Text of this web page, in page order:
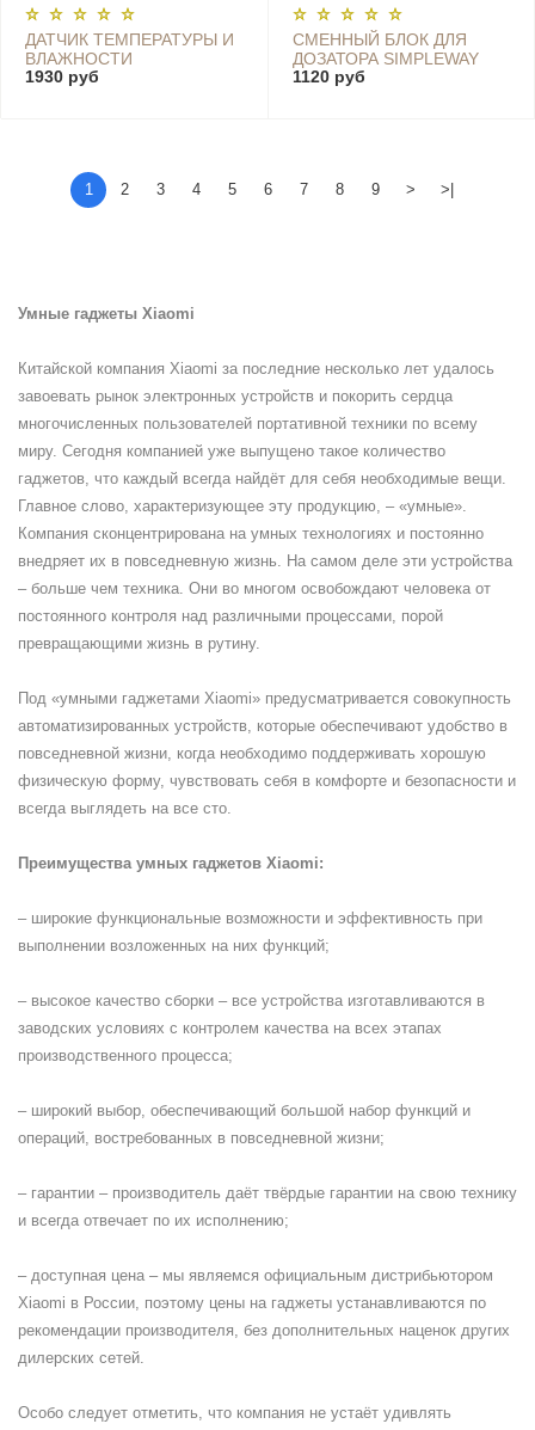
ДАТЧИК ТЕМПЕРАТУРЫ И
ВЛАЖНОСТИ
TEMPERATURE AND
1930 руб
СМЕННЫЙ БЛОК ДЛЯ
ДОЗАТОРА SIMPLEWAY
AUTOMATIC FOAM SOAP,
1120 руб
1 2 3 4 5 6 7 8 9 > >|
Умные гаджеты Xiaomi
Китайской компания Xiaomi за последние несколько лет удалось
завоевать рынок электронных устройств и покорить сердца
многочисленных пользователей портативной техники по всему
миру. Сегодня компанией уже выпущено такое количество
гаджетов, что каждый всегда найдёт для себя необходимые вещи.
Главное слово, характеризующее эту продукцию, – «умные».
Компания сконцентрирована на умных технологиях и постоянно
внедряет их в повседневную жизнь. На самом деле эти устройства
– больше чем техника. Они во многом освобождают человека от
постоянного контроля над различными процессами, порой
превращающими жизнь в рутину.
Под «умными гаджетами Xiaomi» предусматривается совокупность
автоматизированных устройств, которые обеспечивают удобство в
повседневной жизни, когда необходимо поддерживать хорошую
физическую форму, чувствовать себя в комфорте и безопасности и
всегда выглядеть на все сто.
Преимущества умных гаджетов Xiaomi:
– широкие функциональные возможности и эффективность при
выполнении возложенных на них функций;
– высокое качество сборки – все устройства изготавливаются в
заводских условиях с контролем качества на всех этапах
производственного процесса;
– широкий выбор, обеспечивающий большой набор функций и
операций, востребованных в повседневной жизни;
– гарантии – производитель даёт твёрдые гарантии на свою технику
и всегда отвечает по их исполнению;
– доступная цена – мы являемся официальным дистрибьютором
Xiaomi в России, поэтому цены на гаджеты устанавливаются по
рекомендации производителя, без дополнительных наценок других
дилерских сетей.
Особо следует отметить, что компания не устаёт удивлять